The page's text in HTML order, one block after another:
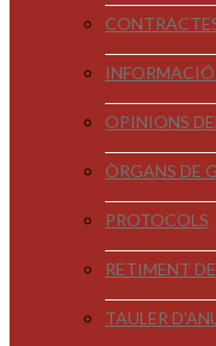
OPINIONS
ÒRGANS DE
PROTOCOLS
RETIMENT
TAULER